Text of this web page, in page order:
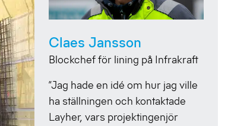
Claes Jansson
Blockchef för lining på Infrakraft
“Jag hade en idé om hur jag ville
ha ställningen och kontaktade
Layher, vars projektingenjör